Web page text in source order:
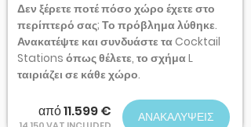
Δεν ξέρετε ποτέ πόσο χώρο έχετε στο
περίπτερό σας; Το πρόβλημα λύθηκε.
Ανακατέψτε και συνδυάστε τα Cocktail
Stations όπως θέλετε, το σχήμα L
ταιριάζει σε κάθε χώρο.
από 11.599 € ΑΝΑΚΑΛΥΨΕΙΣ